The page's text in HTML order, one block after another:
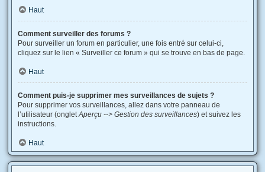
Haut
Comment surveiller des forums ?
Pour surveiller un forum en particulier, une fois entré sur celui-ci,
cliquez sur le lien « Surveiller ce forum » qui se trouve en bas de page.
Haut
Comment puis-je supprimer mes surveillances de sujets ?
Pour supprimer vos surveillances, allez dans votre panneau de
l’utilisateur (ongletAperçu --> Gestion des surveillances) et suivez les
instructions.
Haut